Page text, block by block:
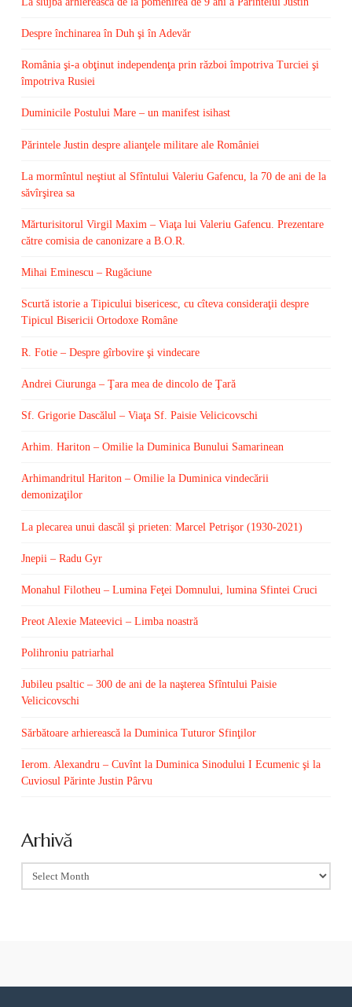
Despre închinarea în Duh şi în Adevăr
România şi-a obţinut independenţa prin război împotriva Turciei şi
împotriva Rusiei
Duminicile Postului Mare – un manifest isihast
Părintele Justin despre alianţele militare ale României
La mormîntul neştiut al Sfîntului Valeriu Gafencu, la 70 de ani de la
săvîrşirea sa
Mărturisitorul Virgil Maxim – Viaţa lui Valeriu Gafencu. Prezentare
către comisia de canonizare a B.O.R.
Mihai Eminescu – Rugăciune
Scurtă istorie a Tipicului bisericesc, cu cîteva consideraţii despre
Tipicul Bisericii Ortodoxe Române
R. Fotie – Despre gîrbovire şi vindecare
Andrei Ciurunga – Ţara mea de dincolo de Ţară
Sf. Grigorie Dascălul – Viaţa Sf. Paisie Velicicovschi
Arhim. Hariton – Omilie la Duminica Bunului Samarinean
Arhimandritul Hariton – Omilie la Duminica vindecării
demonizaţilor
La plecarea unui dascăl şi prieten: Marcel Petrişor (1930-2021)
Jnepii – Radu Gyr
Monahul Filotheu – Lumina Feţei Domnului, lumina Sfintei Cruci
Preot Alexie Mateevici – Limba noastră
Polihroniu patriarhal
Jubileu psaltic – 300 de ani de la naşterea Sfîntului Paisie
Velicicovschi
Sărbătoare arhierească la Duminica Tuturor Sfinţilor
Ierom. Alexandru – Cuvînt la Duminica Sinodului I Ecumenic şi la
Cuviosul Părinte Justin Pârvu
Arhivă
Arhivă